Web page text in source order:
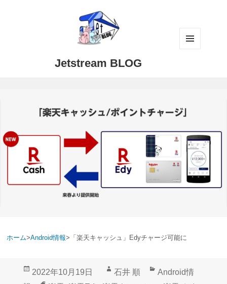
Jetstream BLOG
ホーム>Android情報> 「楽天キャッシュ」Edyチャージ可能に
投
2022年10月19日
作
石井 順
カ
Android情